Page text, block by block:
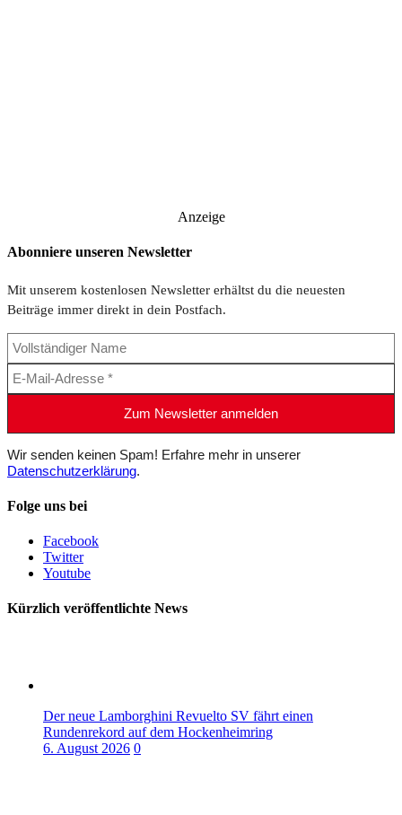
Anzeige
Abonniere unseren Newsletter
Mit unserem kostenlosen Newsletter erhältst du die neuesten
Beiträge immer direkt in dein Postfach.
Wir senden keinen Spam! Erfahre mehr in unserer
Datenschutzerklärung.
Folge uns bei
Facebook
Twitter
Youtube
Kürzlich veröffentlichte News
Der neue Lamborghini Revuelto SV fährt einen
Rundenrekord auf dem Hockenheimring
6. August 2026 0